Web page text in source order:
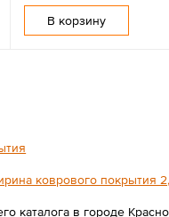
В корзину
коврового покрытия
каталога в городе